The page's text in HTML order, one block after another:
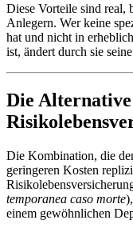
Diese Vorteile sind real,
Anlegern. Wer keine
hat und nicht in
ist, ändert durch sie
Die
Die Kombination, die
geringeren Kosten
temporanea caso morte
einem gewöhnlichen